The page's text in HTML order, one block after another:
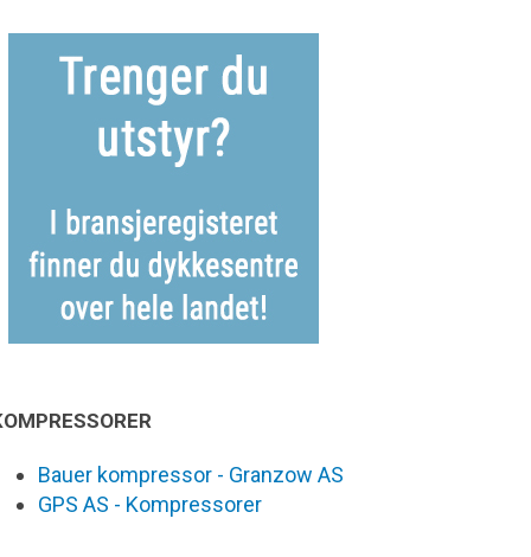
Bauer kompressor - Granzow AS
GPS AS - Kompressorer